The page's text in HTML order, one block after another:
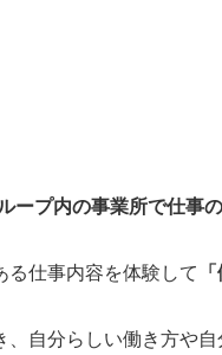
ープ内の事業所で仕事
る仕事内容を体験して
自分らしい働き方や